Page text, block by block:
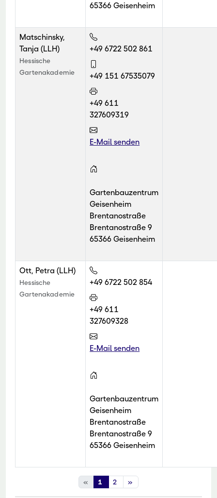
65366 Geisenheim
Matschinsky,
Tanja (LLH)
Hessische
Gartenakademie
+49 6722 502 861
+49 151 67535079
+49 611
327609319
E-Mail senden
Gartenbauzentrum
Geisenheim
Brentanostraße
Brentanostraße 9
65366 Geisenheim
Ott, Petra (LLH)
Hessische
Gartenakademie
+49 6722 502 854
+49 611
327609328
E-Mail senden
Gartenbauzentrum
Geisenheim
Brentanostraße
Brentanostraße 9
65366 Geisenheim
« 1 2 »